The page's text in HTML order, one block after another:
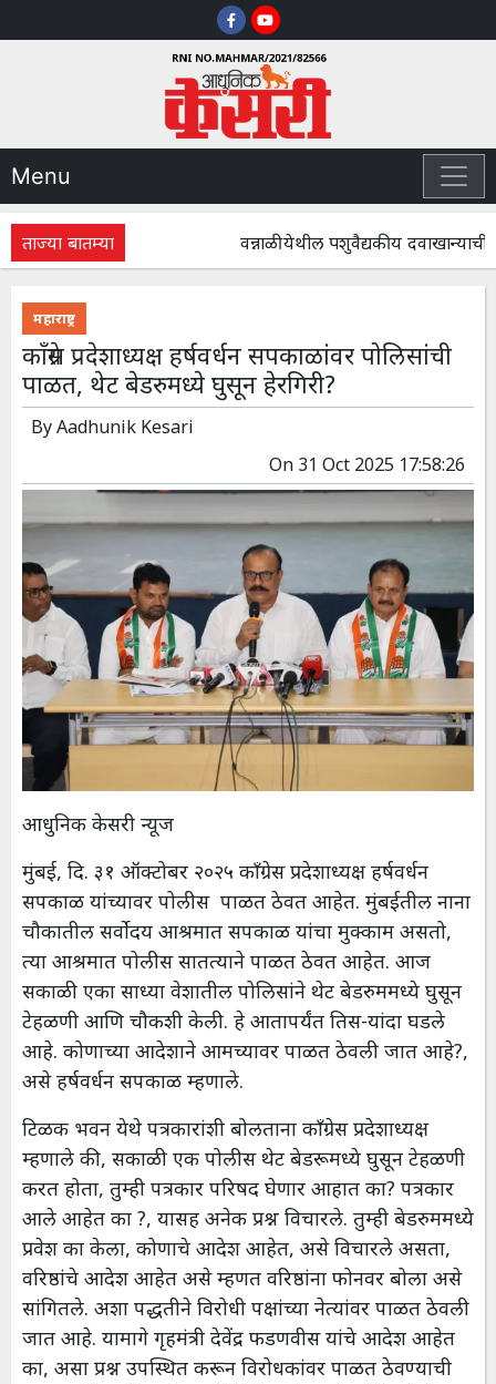
Menu
ताज्या बातम्या वन्नाळी येथील पशुवैद्यकीय
महाराष्ट्र
काँग्रेस प्रदेशाध्यक्ष हर्षवर्धन सपकाळांवर पोलिसांची
पाळत, थेट बेडरुमध्ये घुसून हेरगिरी?
ByAadhunik Kesari
On 31 Oct 2025 17:58:26
आधुनिक केसरी न्यूज
मुंबई, दि. ३१ ऑक्टोबर २०२५ काँग्रेस प्रदेशाध्यक्ष हर्षवर्धन
सपकाळ यांच्यावर पोलीस पाळत ठेवत आहेत. मुंबईतील नाना
चौकातील सर्वोदय आश्रमात सपकाळ यांचा मुक्काम असतो,
त्या आश्रमात पोलीस सातत्याने पाळत ठेवत आहेत. आज
सकाळी एका साध्या वेशातील पोलिसांने थेट बेडरुममध्ये घुसून
टेहळणी आणि चौकशी केली. हे आतापर्यंत तिस-यांदा घडले
आहे. कोणाच्या आदेशाने आमच्यावर पाळत ठेवली जात आहे?,
असे हर्षवर्धन सपकाळ म्हणाले.
टिळक भवन येथे पत्रकारांशी बोलताना काँग्रेस प्रदेशाध्यक्ष
म्हणाले की, सकाळी एक पोलीस थेट बेडरूमध्ये घुसून टेहळणी
करत होता, तुम्ही पत्रकार परिषद घेणार आहात का? पत्रकार
आले आहेत का ?, यासह अनेक प्रश्न विचारले. तुम्ही बेडरुममध्ये
प्रवेश का केला, कोणाचे आदेश आहेत, असे विचारले असता,
वरिष्ठांचे आदेश आहेत असे म्हणत वरिष्ठांना फोनवर बोला असे
सांगितले. अशा पद्धतीने विरोधी पक्षांच्या नेत्यांवर पाळत ठेवली
जात आहे. यामागे गृहमंत्री देवेंद्र फडणवीस यांचे आदेश आहेत
का, असा प्रश्न उपस्थित करून विरोधकांवर पाळत ठेवण्याची